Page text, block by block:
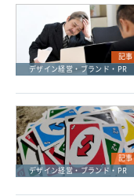
記事
デザイン経営・ブランド・PR
記事
デザイン経営・ブランド・PR